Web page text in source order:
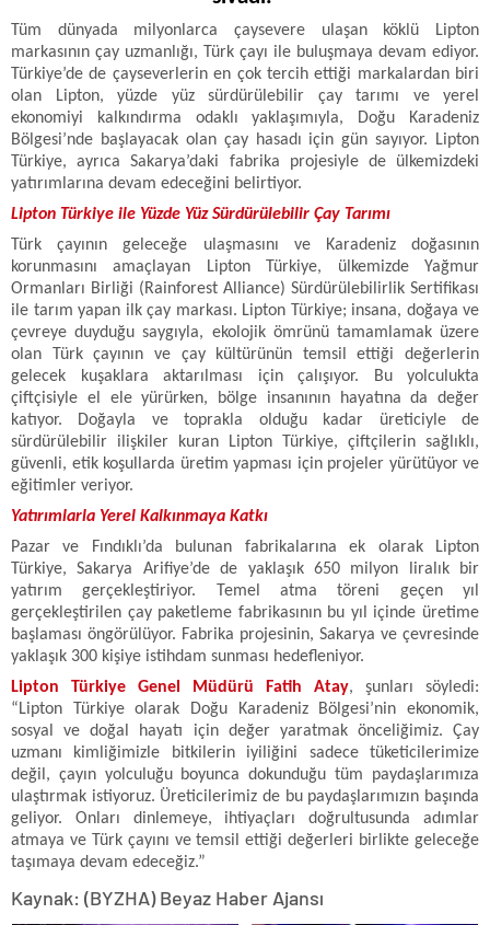
Tüm dünyada milyonlarca çaysevere ulaşan köklü Lipton
markasının çay uzmanlığı, Türk çayı ile buluşmaya devam ediyor.
Türkiye’de de çayseverlerin en çok tercih ettiği markalardan biri
olan Lipton, yüzde yüz sürdürülebilir çay tarımı ve yerel
ekonomiyi kalkındırma odaklı yaklaşımıyla, Doğu Karadeniz
Bölgesi’nde başlayacak olan çay hasadı için gün sayıyor. Lipton
Türkiye, ayrıca Sakarya’daki fabrika projesiyle de ülkemizdeki
yatırımlarına devam edeceğini belirtiyor.
Lipton Türkiye ile Yüzde Yüz Sürdürülebilir Çay Tarımı
Türk çayının geleceğe ulaşmasını ve Karadeniz doğasının
korunmasını amaçlayan Lipton Türkiye, ülkemizde Yağmur
Ormanları Birliği (Rainforest Alliance) Sürdürülebilirlik Sertifikası
ile tarım yapan ilk çay markası. Lipton Türkiye; insana, doğaya ve
çevreye duyduğu saygıyla, ekolojik ömrünü tamamlamak üzere
olan Türk çayının ve çay kültürünün temsil ettiği değerlerin
gelecek kuşaklara aktarılması için çalışıyor. Bu yolculukta
çiftçisiyle el ele yürürken, bölge insanının hayatına da değer
katıyor. Doğayla ve toprakla olduğu kadar üreticiyle de
sürdürülebilir ilişkiler kuran Lipton Türkiye, çiftçilerin sağlıklı,
güvenli, etik koşullarda üretim yapması için projeler yürütüyor ve
eğitimler veriyor.
Yatırımlarla Yerel Kalkınmaya Katkı
Pazar ve Fındıklı’da bulunan fabrikalarına ek olarak Lipton
Türkiye, Sakarya Arifiye’de de yaklaşık 650 milyon liralık bir
yatırım gerçekleştiriyor. Temel atma töreni geçen yıl
gerçekleştirilen çay paketleme fabrikasının bu yıl içinde üretime
başlaması öngörülüyor. Fabrika projesinin, Sakarya ve çevresinde
yaklaşık 300 kişiye istihdam sunması hedefleniyor.
Lipton Türkiye Genel Müdürü Fatih Atay, şunları söyledi:
“Lipton Türkiye olarak Doğu Karadeniz Bölgesi’nin ekonomik,
sosyal ve doğal hayatı için değer yaratmak önceliğimiz. Çay
uzmanı kimliğimizle bitkilerin iyiliğini sadece tüketicilerimize
değil, çayın yolculuğu boyunca dokunduğu tüm paydaşlarımıza
ulaştırmak istiyoruz. Üreticilerimiz de bu paydaşlarımızın başında
geliyor. Onları dinlemeye, ihtiyaçları doğrultusunda adımlar
atmaya ve Türk çayını ve temsil ettiği değerleri birlikte geleceğe
taşımaya devam edeceğiz.”
Kaynak: (BYZHA) Beyaz Haber Ajansı